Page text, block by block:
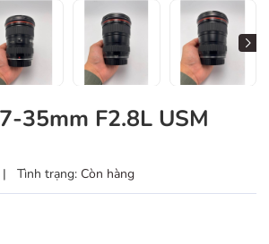
35mm F2.8L USM
| Tình trạng: Còn hàng